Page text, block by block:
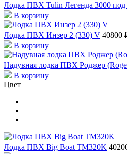
Лодка ПВХ Tulin Легенда 3000 под
В корзину
Лодка ПВХ Инзер 2 (330) V 40800
В корзину
Надувная лодка ПВХ Роджер
В корзину
Цвет
Лодка ПВХ Big Boat TM320K